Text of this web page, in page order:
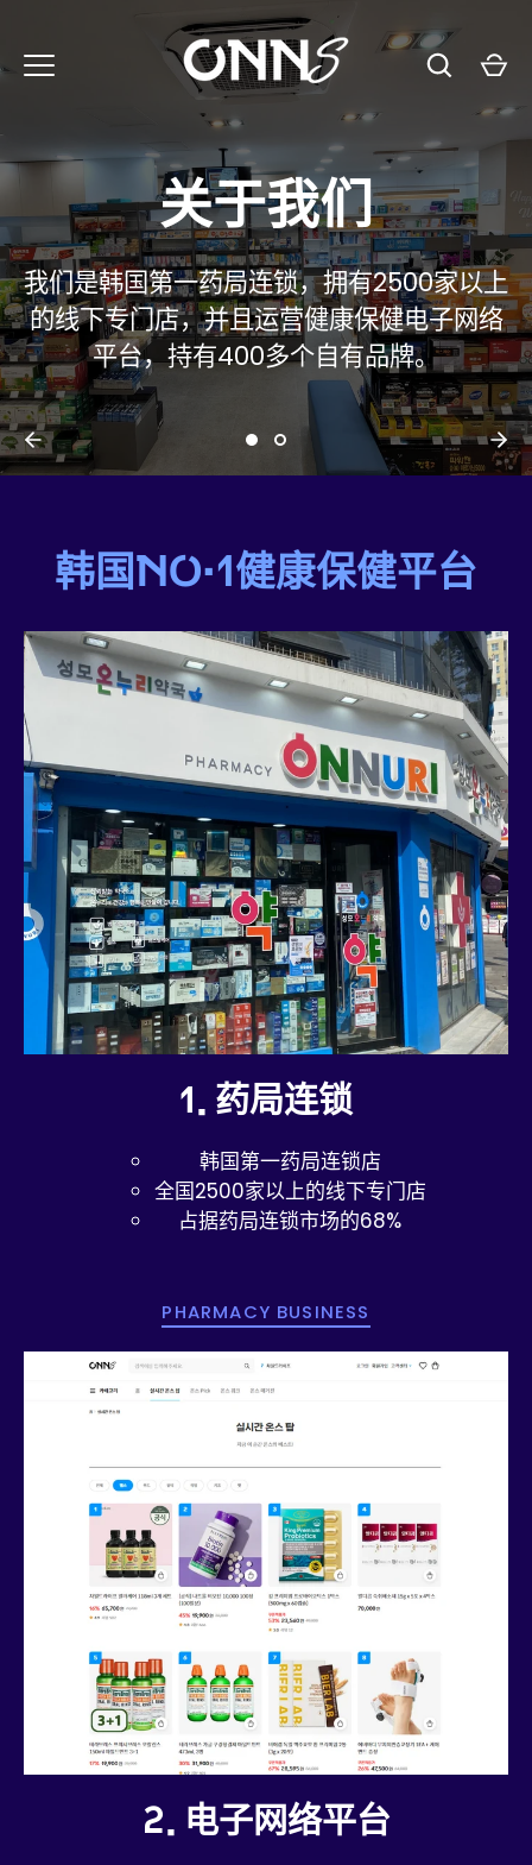
内
全球品牌经销商
我们也是韩国最大的全球品牌经销商之一，
TheraBreath, ChildLife, Jarrow等世界各
地顶级的全球品牌韩国独家经销商。
韩国NO·1健康保健平台
1. 药局连锁
韩国第一药局连锁店
全国2500家以上的线下专门店
占据药局连锁市场的68%
PHARMACY BUSINESS
2. 电子网络平台